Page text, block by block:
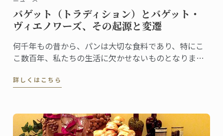
バゲット（トラディション）とバゲット・
ヴィエノワーズ、その起源と変遷
何千年もの昔から、パンは大切な食料であり、特にこ
こ数百年、私たちの生活に欠かせないものとなりまし
と言われています。
詳しくはこちら